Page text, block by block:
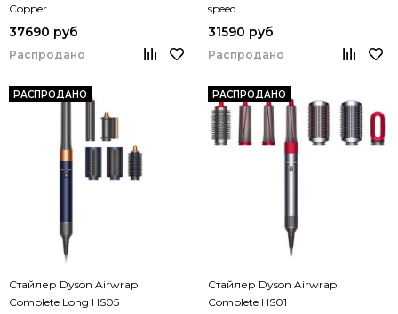
Copper
37690 руб
Распродано
speed
31590 руб
Распродано
РАСПРОДАНО
Стайлер Dyson Airwrap
Complete Long HS05
РАСПРОДАНО
Стайлер Dyson Airwrap
Complete HS01